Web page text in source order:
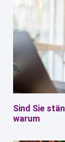
Sind Sie
warum